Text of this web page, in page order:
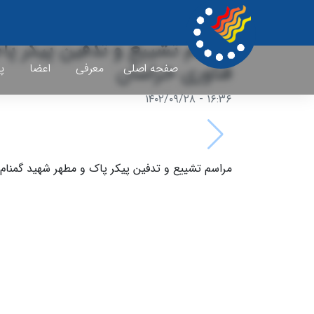
صفحه اصلی معرفی اعضا
مراسم تشییع و تدفین پیکر
فناوری خراسان
۱۶:۳۶ - ۱۴۰۲/۰۹/۲۸
مراسم تشییع و تدفین پیکر پاک و مطهر شهید